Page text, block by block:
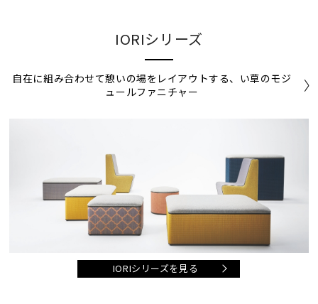
IORIシリーズ
自在に組み合わせて憩いの場をレイアウトする、い草のモジ
ュールファニチャー
IORIシリーズを見る